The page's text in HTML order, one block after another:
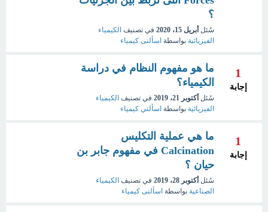
؟
سُئل أبريل 15، 2020 في تصنيف الكيمياء
الفيزيائية بواسطة اسألنى كيمياء
1
إجابة
ما هو مفهوم النظام في دراسة
الكيمياء؟
سُئل أكتوبر 21، 2019 في تصنيف الكيمياء
الفيزيائية بواسطة اسألني كيمياء
1
إجابة
ما هي عملية التكليس
Calcination في مفهوم جابر بن
حيان ؟
سُئل أكتوبر 28، 2019 في تصنيف الكيمياء
الصناعية بواسطة اسألنى كيمياء